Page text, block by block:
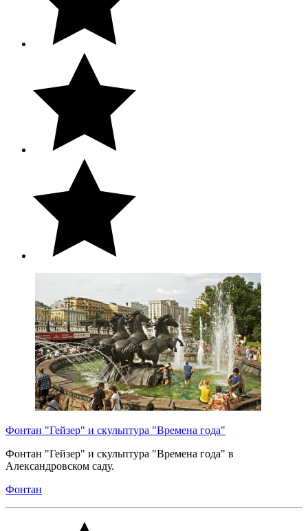
Фонтан "Гейзер" и скульптура "Времена года"
Фонтан "Гейзер" и скульптура "Времена года" в
Александровском саду.
Фонтан